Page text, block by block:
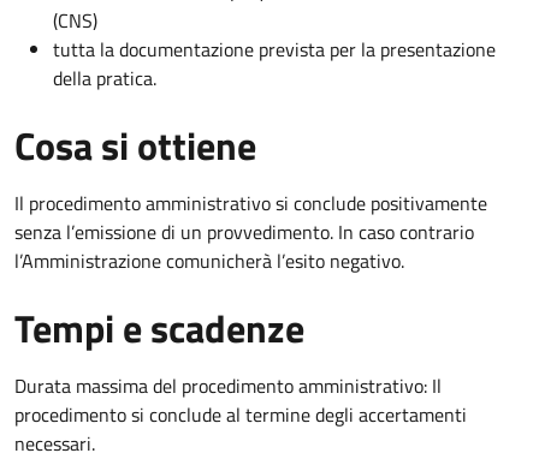
(CNS)
tutta la documentazione prevista per la presentazione
della pratica.
Cosa si ottiene
Il procedimento amministrativo si conclude positivamente
senza l’emissione di un provvedimento. In caso contrario
l’Amministrazione comunicherà l’esito negativo.
Tempi e scadenze
Durata massima del procedimento amministrativo: Il
procedimento si conclude al termine degli accertamenti
necessari.